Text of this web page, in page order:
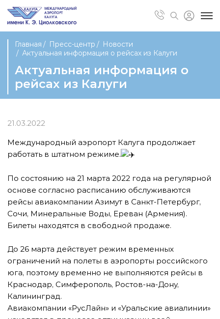
Главная Пресс-центр
Новости
Актуальная информация о рейсах из Калуги
Актуальная информация о
рейсах из Калуги
21.03.2022
Международный аэропорт Калуга продолжает
работать в штатном режиме.
По состоянию на 21 марта 2022 года на регулярной
основе согласно расписанию обслуживаются
рейсы авиакомпании Азимут в Санкт-Петербург,
Сочи, Минеральные Воды, Ереван (Армения).
Билеты находятся в свободной продаже.
До 26 марта действует режим временных
ограничений на полеты в аэропорты российского
юга, поэтому временно не выполняются рейсы в
Краснодар, Симферополь, Ростов-на-Дону,
Калининград.
Авиакомпании «РусЛайн» и «Уральские авиалинии»